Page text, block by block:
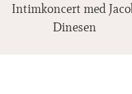
Intimkoncert med
Dinesen